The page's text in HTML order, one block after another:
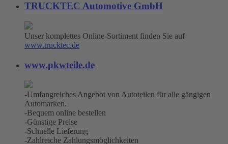
TRUCKTEC Automotive GmbH
Unser komplettes Online-Sortiment finden Sie auf
www.trucktec.de
www.pkwteile.de
-Umfangreiches Angebot von Autoteilen für alle gängigen
Automarken.
-Bequem online bestellen
-Günstige Preise
-Schnelle Lieferung
-Zahlreiche Zahlungsmöglichkeiten